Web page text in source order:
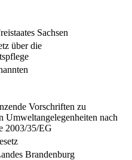
Sachsen
über die
Vorschriften zu
Umweltangelegenheiten nach
2003/35/EG
Brandenburg